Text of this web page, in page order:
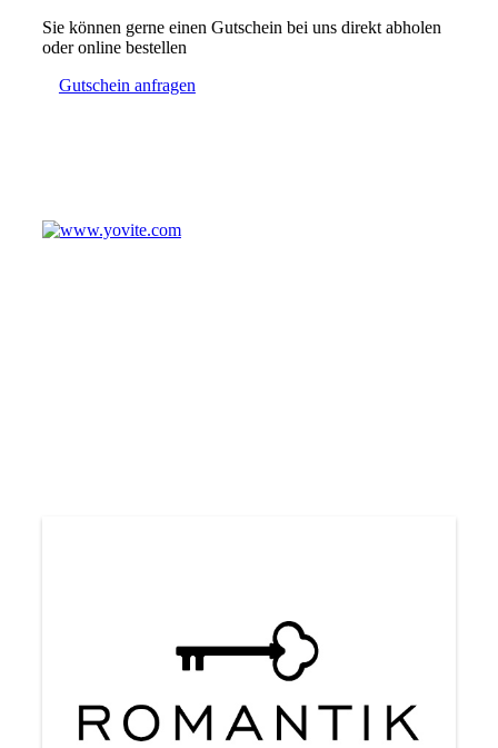
Sie können gerne einen Gutschein bei uns direkt abholen
oder online bestellen
Gutschein anfragen